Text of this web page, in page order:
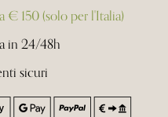
€ 150 (solo per l'Italia)
in 24/48h
sicuri